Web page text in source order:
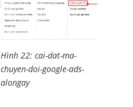
Hình 22: cai-dat-ma-
chuyen-doi-google-ads-
alongay